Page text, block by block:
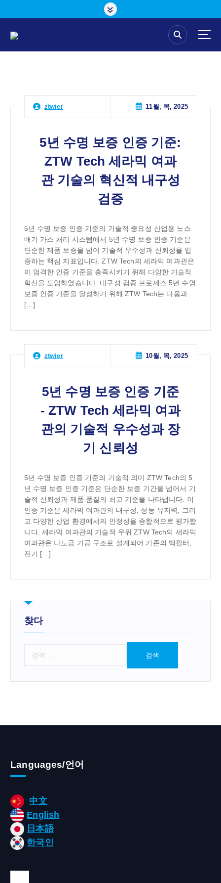
ztwier 11월, 목, 2025
5년 수명 보증 인증 기준:
ZTW Tech 세라믹 여과
관 기술의 혁신적 내구성
검증
5년 수명 보증 인증 기준의 기술적 중요성 산업용 노스
배기 가스 처리 시스템에서 5년 수명 보증 인증 기준은
단순한 제품 보증을 넘어 기술적 우수성과 신뢰성을 입
증하는 핵심 지표입니다. ZTW Tech의 세라믹 여과관은
이 엄격한 인증 기준을 충족시키기 위해 다양한 기술적
혁신을 도입하였습니다. 내구성 검증 프로세스 5년 수명
보증 인증 기준을 달성하기 위해 ZTW Tech는 다음과
[…]
ztwier 10월, 목, 2025
5년 수명 보증 인증 기준
- ZTW Tech 세라믹 여과
관의 기술적 우수성과 장
기 신뢰성
5년 수명 보증 인증 기준의 기술적 의미 ZTW Tech의 5
년 수명 보증 인증 기준은 단순한 보증 기간을 넘어서 기
술적 신뢰성과 제품 품질의 최고 기준을 나타냅니다. 이
인증 기준은 세라믹 여과관의 내구성, 성능 유지력, 그리
고 다양한 산업 환경에서의 안정성을 종합적으로 평가합
니다. 세라믹 여과관의 기술적 우위 ZTW Tech의 세라믹
여과관은 나노급 기공 구조로 설계되어 기존의 백필터,
전기 […]
찾다
Languages/언어
中文
English
日本語
한국인